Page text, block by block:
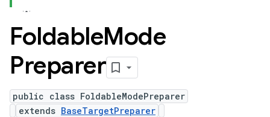
FoldableMode
Preparer
public class FoldableModePreparer
extends BaseTargetPreparer